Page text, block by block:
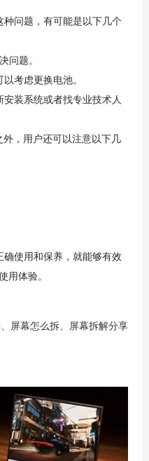
问题，有可能是以下几个
问题。
考虑更换电池。
装系统或者找专业技术人
，用户还可以注意以下几
使用和保养，就能够有效
用体验。
屏幕怎么拆、屏幕拆解分享